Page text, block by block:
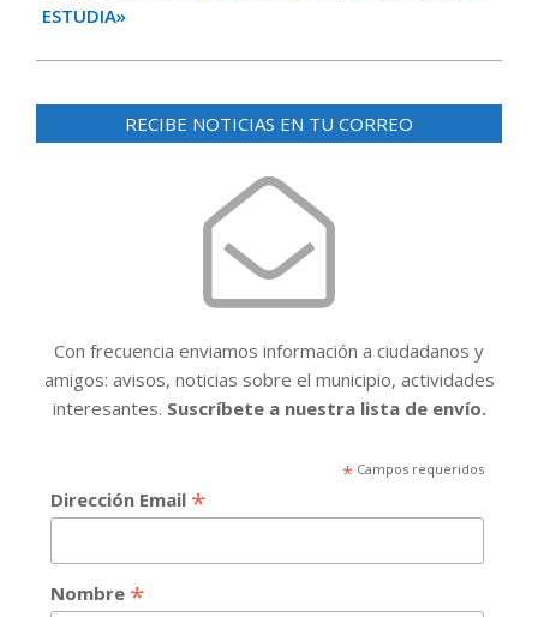
ESTUDIA»
RECIBE NOTICIAS EN TU CORREO
Con frecuencia enviamos información a ciudadanos y
amigos: avisos, noticias sobre el municipio, actividades
interesantes. Suscríbete a nuestra lista de envío.
*Campos requeridos
Dirección Email *
Nombre *